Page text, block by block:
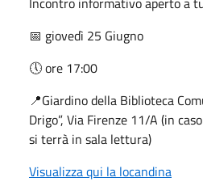
📅 giovedì 25 Giugno
🕔 ore 17:00
📍Giardino della Biblioteca
Drigo”, Via Firenze 11/A (in
si terrà in sala lettura)
Visualizza qui la locandina